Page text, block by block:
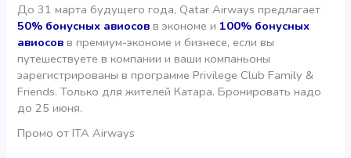
До 31 марта будущего года, Qatar Airways предлагает
50% бонусных авиосов в экономе и100% бонусных
авиосов в премиум-экономе и бизнесе, если вы
путешествуете в компании и ваши компаньоны
зарегистрированы в программе Privilege Club Family &
Friends. Только для жителей Катара. Бронировать надо
до 25 июня.
Промо от ITA Airways